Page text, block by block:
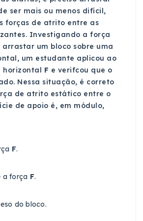
ser mais ou menos difícil,
forças de atrito entre as
Investigando a força
um bloco sobre uma
um estudante aplicou ao
horizontal F e verifcou que o
Nessa situação, é correto
de atrito estático entre o
de apoio é, em módulo,
F.
a força F.
do bloco.